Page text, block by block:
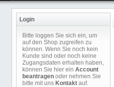
Login
Bitte loggen Sie sich ein, um
auf den Shop zugreifen zu
können. Wenn Sie noch kein
Kunde sind oder noch keine
Zugangsdaten erhalten haben,
können Sie hier ein Account
beantragen oder nehmen Sie
bitte mit uns Kontakt auf.